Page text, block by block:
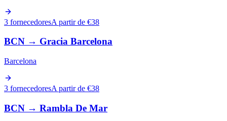
3 fornecedoresA partir de €38
BCN → Gracia Barcelona
Barcelona
3 fornecedoresA partir de €38
BCN → Rambla De Mar